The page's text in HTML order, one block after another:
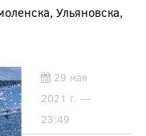
Ульяновска,
29 мая
2021 г. —
23:49